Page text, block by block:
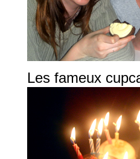
Les fameux